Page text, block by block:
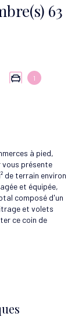
1
à pied,
vous présente
de terrain environ
et équipée,
composé d'un
et volets
ce coin de